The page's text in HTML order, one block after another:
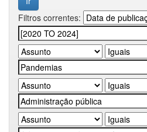
Filtros correntes: